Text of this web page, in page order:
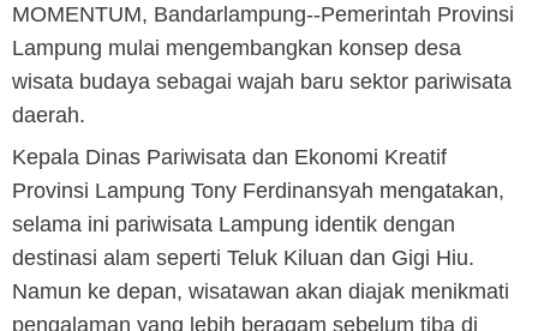
MOMENTUM, Bandarlampung--Pemerintah Provinsi
Lampung mulai mengembangkan konsep desa
wisata budaya sebagai wajah baru sektor pariwisata
daerah.
Kepala Dinas Pariwisata dan Ekonomi Kreatif
Provinsi Lampung Tony Ferdinansyah mengatakan,
selama ini pariwisata Lampung identik dengan
destinasi alam seperti Teluk Kiluan dan Gigi Hiu.
Namun ke depan, wisatawan akan diajak menikmati
pengalaman yang lebih beragam sebelum tiba di